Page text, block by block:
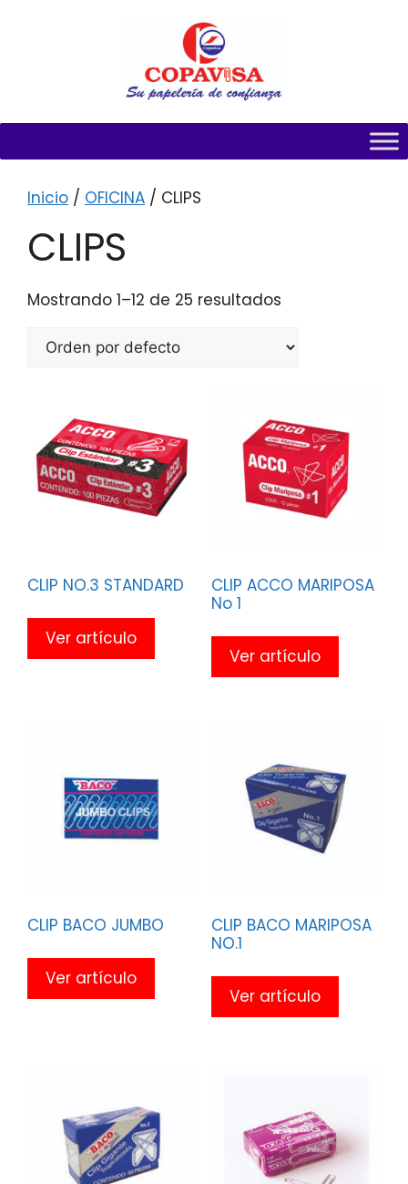
Inicio / OFICINA / CLIPS
CLIPS
Mostrando 1–12 de 25 resultados
CLIP NO.3 STANDARD
Ver artículo
CLIP ACCO MARIPOSA
No 1
Ver artículo
CLIP BACO JUMBO
Ver artículo
CLIP BACO MARIPOSA
NO.1
Ver artículo